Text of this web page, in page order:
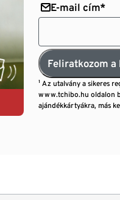
E-mail cím*
Feliratkozom
¹ Az utalvány a sikeres
www.tchibo.hu oldalon
ajándékkártyákra, más